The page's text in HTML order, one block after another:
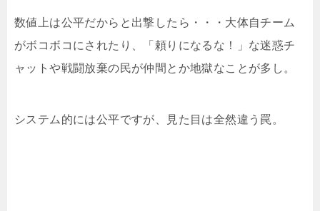
数値上は公平だからと出撃したら・・・大体自チーム
がボコボコにされたり、「頼りになるな！」な迷惑チ
ャットや戦闘放棄の民が仲間とか地獄なことが多し。
システム的には公平ですが、見た目は全然違う罠。